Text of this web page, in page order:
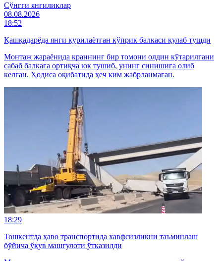
Cўнгги янгиликлар
08.08.2026
18:52
Қашқадарёда янги қурилаётган кўприк балкаси қулаб тушди
Монтаж жараёнида краннинг бир томони олдин кўтарилгани
сабаб балкага ортиқча юк тушиб, унинг синишига олиб
келган. Ҳодиса оқибатида ҳеч ким жабрланмаган.
18:29
Тошкентда ҳаво транспортида хавфсизликни таъминлаш
бўйича ўқув машғулоти ўтказилди